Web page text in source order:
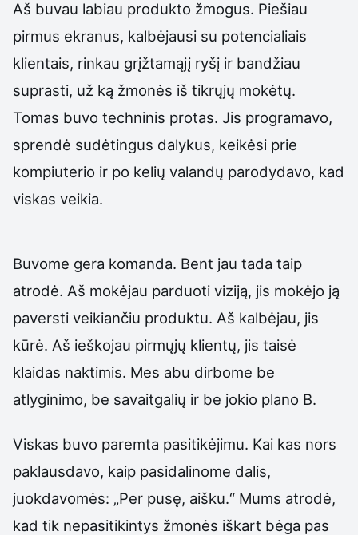
Aš buvau labiau produkto žmogus. Piešiau
pirmus ekranus, kalbėjausi su potencialiais
klientais, rinkau grįžtamąjį ryšį ir bandžiau
suprasti, už ką žmonės iš tikrųjų mokėtų.
Tomas buvo techninis protas. Jis programavo,
sprendė sudėtingus dalykus, keikėsi prie
kompiuterio ir po kelių valandų parodydavo, kad
viskas veikia.
Buvome gera komanda. Bent jau tada taip
atrodė. Aš mokėjau parduoti viziją, jis mokėjo ją
paversti veikiančiu produktu. Aš kalbėjau, jis
kūrė. Aš ieškojau pirmųjų klientų, jis taisė
klaidas naktimis. Mes abu dirbome be
atlyginimo, be savaitgalių ir be jokio plano B.
Viskas buvo paremta pasitikėjimu. Kai kas nors
paklausdavo, kaip pasidalinome dalis,
juokdavomės: „Per pusę, aišku.“ Mums atrodė,
kad tik nepasitikintys žmonės iškart bėga pas